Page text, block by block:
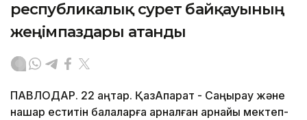
республикалық сурет байқауының
жеңімпаздары атанды
ПАВЛОДАР. 22 қаңтар. ҚазАқпарат - Саңырау және
нашар еститін балаларға арналған арнайы мектеп-